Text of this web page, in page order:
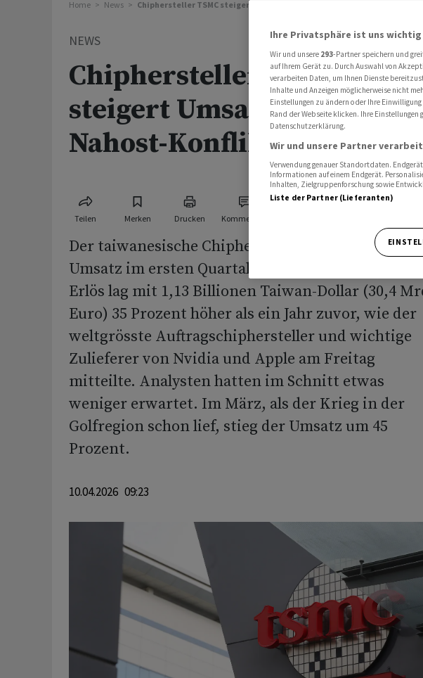
Home News Chiphersteller TSMC steigert Umsatz trotz Nahost-Konflikt deutlich
NEWS
Chiphersteller TSMC
steigert Umsatz trotz
Nahost-Konflikt deutlich
Teilen Merken Drucken Kommentare
Der taiwanesische Chiphersteller TSMC hat
Umsatz im ersten Quartal kräftig gesteigert. Der
Erlös lag mit 1,13 Billionen Taiwan-Dollar (30,4
Euro) 35 Prozent höher als ein Jahr zuvor, wie der
weltgrösste Auftragschiphersteller und wichtige
Zulieferer von Nvidia und Apple am Freitag
mitteilte. Analysten hatten im Schnitt etwas
weniger erwartet. Im März, als der Krieg in der
Golfregion schon lief, stieg der Umsatz um 45
Prozent.
10.04.2026 09:23
Ihre Privatsphäre ist uns wichtig
Wir und unsere 293-Partner speichern und
auf Ihrem Gerät zu. Durch Auswahl von
verarbeiten Daten, um Ihnen Dienste
Inhalte und Anzeigen möglicherweise nicht
Einstellungen zu ändern oder Ihre
Rand der Webseite klicken. Ihre
Datenschutzerklärung.
Wir und unsere Partner
Verwendung genauer Standortdaten.
Informationen auf einem Endgerät.
Inhalten, Zielgruppenforschung sowie
Liste der Partner (Lieferanten)